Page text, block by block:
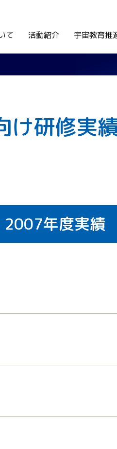
て 活動紹介 宇宙教育推
け研修実
2007年度実績